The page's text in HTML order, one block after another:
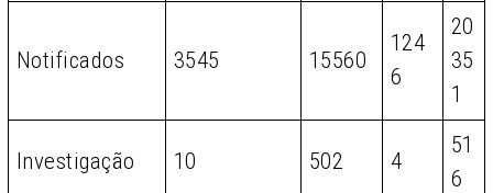
Notificados 3545 15560
124
6
20
35
1
Investigação 10 502 4
51
6